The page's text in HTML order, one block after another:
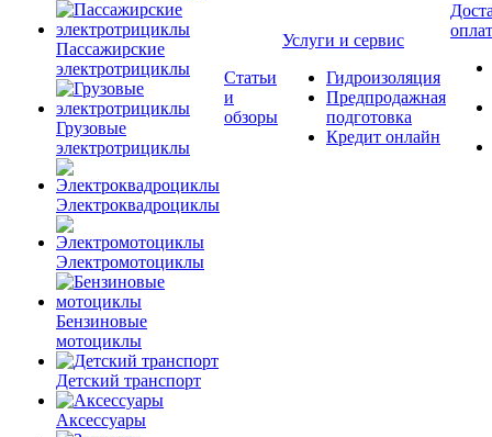
Пассажирские
электротрициклы
Грузовые
электротрициклы
Электроквадроциклы
Электромотоциклы
Бензиновые
мотоциклы
Детский транспорт
Аксессуары
Статьи
и
обзоры
Услуги и сервис
Гидроизоляция
Предпродажная
подготовка
Кредит онлайн